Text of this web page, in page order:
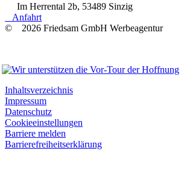
Im Herrental 2b, 53489 Sinzig
Anfahrt
© 2026 Friedsam GmbH Werbeagentur
Inhaltsverzeichnis
Impressum
Datenschutz
Cookieeinstellungen
Barriere melden
Barrierefreiheitserklärung